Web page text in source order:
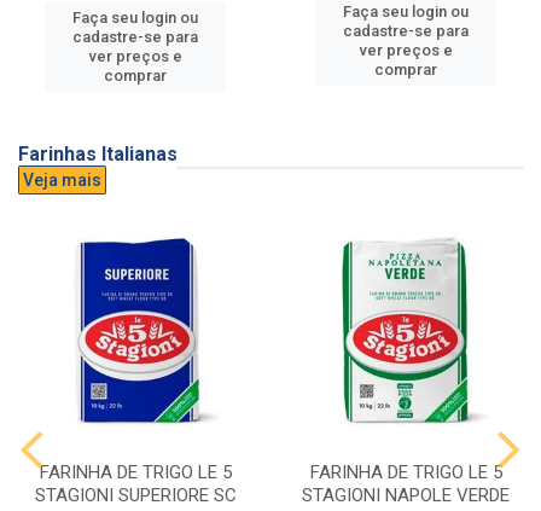
Faça seu login ou
cadastre-se para
ver preços e
comprar
Faça seu login ou
cadastre-se para
ver preços e
comprar
Farinhas Italianas
Veja mais
FARINHA DE TRIGO LE 5
STAGIONI SUPERIORE SC
FARINHA DE TRIGO LE 5
STAGIONI NAPOLE VERDE